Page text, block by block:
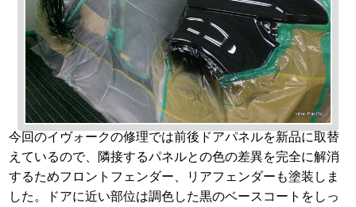
今回のイヴォークの修理では前後ドアパネルを新品に取替
えているので、隣接するパネルとの色の差異を完全に解消
するためフロントフェンダー、リアフェンダーも塗装しま
した。ドアに近い部位は調色した黒のベースコートをしっ